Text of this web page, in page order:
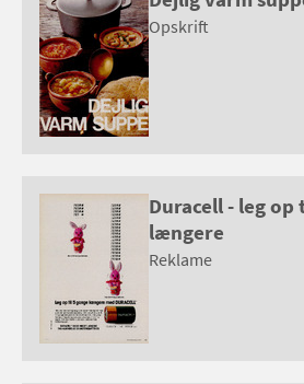
Opskrift
Duracell - leg op
længere
Reklame